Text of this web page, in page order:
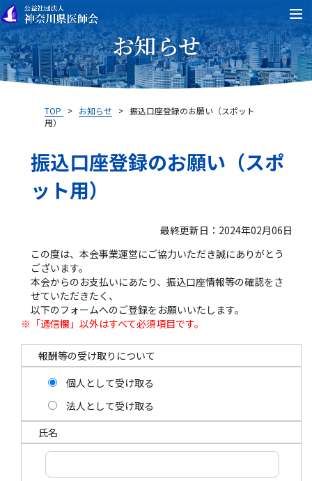
お知らせ
TOP > お知らせ >振込口座登録のお願い（スポット
用）
振込口座登録のお願い（スポ
ット用）
最終更新日：2024年02月06日
この度は、本会事業運営にご協力いただき誠にありがとう
ございます。
本会からのお支払いにあたり、振込口座情報等の確認をさ
せていただきたく、
以下のフォームへのご登録をお願いいたします。
※「通信欄」以外はすべて必須項目です。
報酬等の受け取りについて
個人として受け取る
法人として受け取る
氏名